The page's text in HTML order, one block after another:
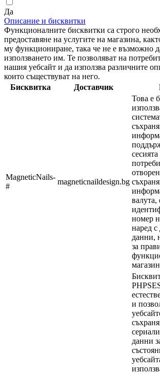
Да
Описание и бисквитки
Функционалните бисквитки са строго
предоставяне на услугите на магазина,
му функциониране, така че не е възможно
използването им. Те позволяват на
нашия уебсайт и да използва различните
които съществуват на него.
Бисквитка
Доставчик
MagneticNails-
#
magneticnaildesign.bg
Това е
сесията
валута,
номер
наред с
данни,
за
и
данни